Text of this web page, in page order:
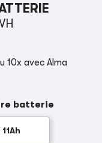
10x avec Alma
batterie